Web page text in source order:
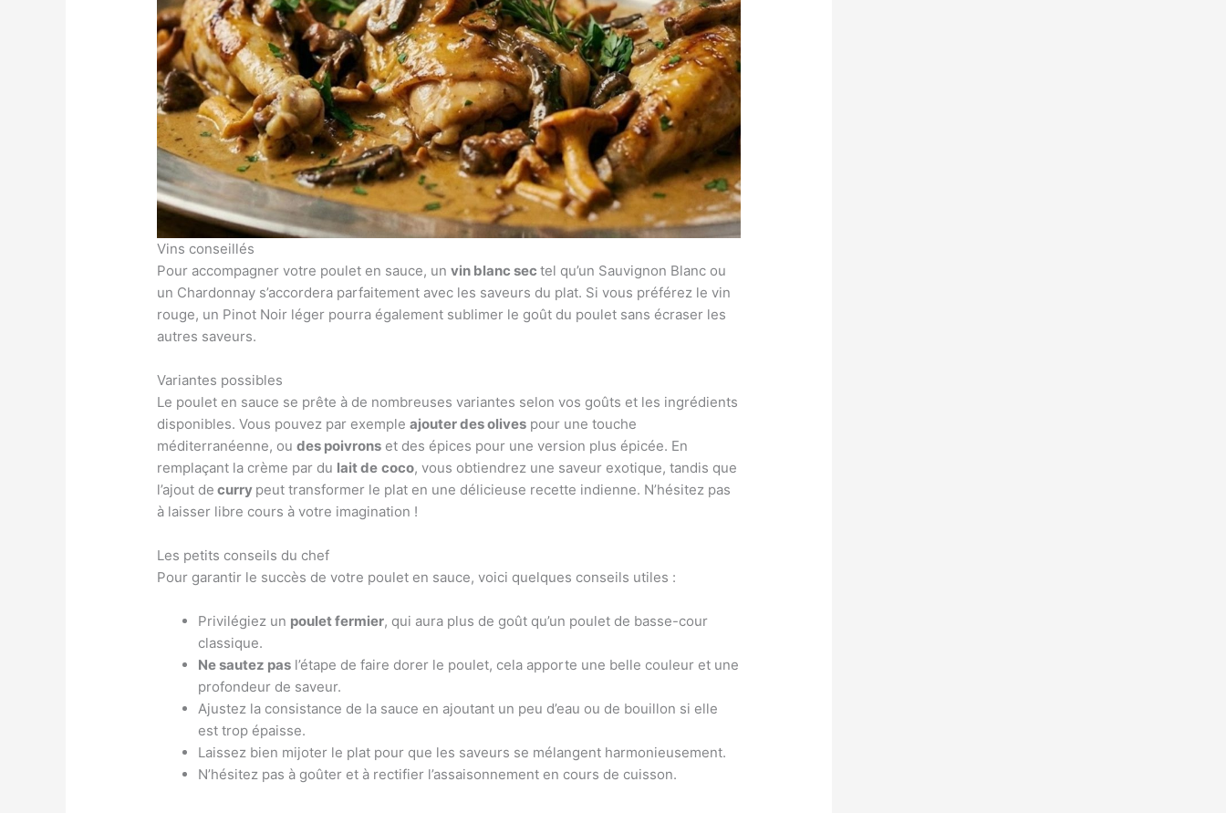
Vins conseillés
Pour accompagner votre poulet en sauce, unvin blanc sectel qu’un Sauvignon Blanc ou
un Chardonnay s’accordera parfaitement avec les saveurs du plat. Si vous préférez le vin
rouge, un Pinot Noir léger pourra également sublimer le goût du poulet sans écraser les
autres saveurs.
Variantes possibles
Le poulet en sauce se prête à de nombreuses variantes selon vos goûts et les ingrédients
disponibles. Vous pouvez par exempleajouter des olives pour une touche
méditerranéenne, oudes poivrons et des épices pour une version plus épicée. En
remplaçant la crème par du lait de coco, vous obtiendrez une saveur exotique, tandis que
l’ajout de curry peut transformer le plat en une délicieuse recette indienne. N’hésitez pas
à laisser libre cours à votre imagination !
Les petits conseils du chef
Pour garantir le succès de votre poulet en sauce, voici quelques conseils utiles :
Privilégiez un poulet fermier, qui aura plus de goût qu’un poulet de basse-cour
classique.
Ne sautez pas l’étape de faire dorer le poulet, cela apporte une belle couleur et une
profondeur de saveur.
Ajustez la consistance de la sauce en ajoutant un peu d’eau ou de bouillon si elle
est trop épaisse.
Laissez bien mijoter le plat pour que les saveurs se mélangent harmonieusement.
N’hésitez pas à goûter et à rectifier l’assaisonnement en cours de cuisson.